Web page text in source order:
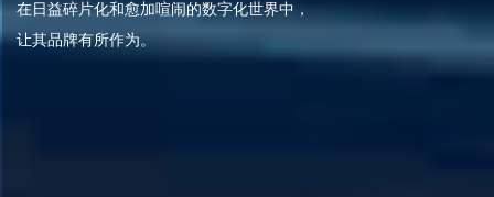
在日益碎片化和愈加喧闹的数字化世界中，
让其品牌有所作为。